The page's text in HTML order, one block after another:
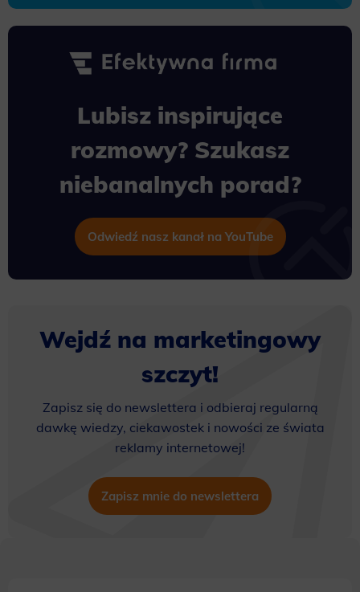
Lubisz inspirujące
rozmowy? Szukasz
niebanalnych porad?
Odwiedź nasz kanał na YouTube
Wejdź na marketingowy
szczyt!
Zapisz się do newslettera i odbieraj regularną
dawkę wiedzy, ciekawostek i nowości ze świata
reklamy internetowej!
Zapisz mnie do newslettera